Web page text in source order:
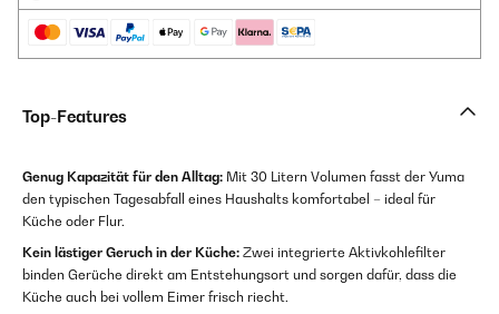
Top-Features
Genug Kapazität für den Alltag: Mit 30 Litern Volumen fasst der Yuma
den typischen Tagesabfall eines Haushalts komfortabel – ideal für
Küche oder Flur.
Kein lästiger Geruch in der Küche: Zwei integrierte Aktivkohlefilter
binden Gerüche direkt am Entstehungsort und sorgen dafür, dass die
Küche auch bei vollem Eimer frisch riecht.